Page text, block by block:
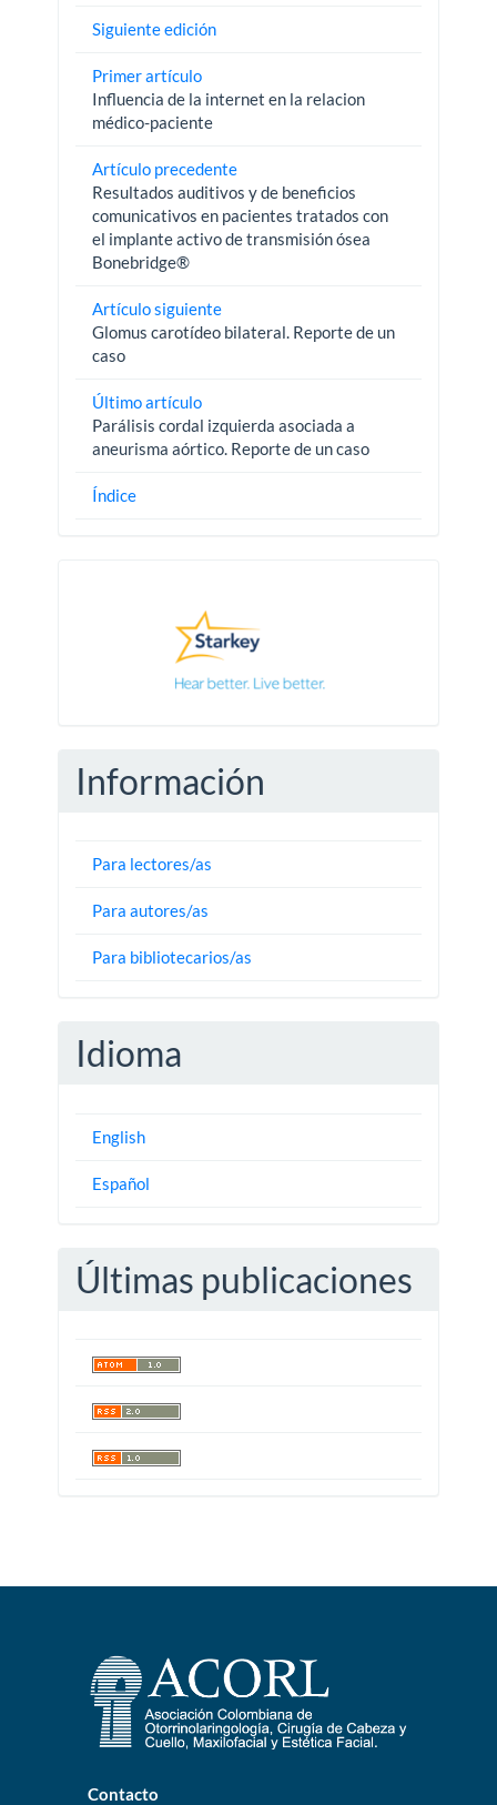
Siguiente edición
Primer artículo
Influencia de la internet en la relacion
médico-paciente
Artículo precedente
Resultados auditivos y de beneficios
comunicativos en pacientes tratados con
el implante activo de transmisión ósea
Bonebridge®
Artículo siguiente
Glomus carotídeo bilateral. Reporte de un
caso
Último artículo
Parálisis cordal izquierda asociada a
aneurisma aórtico. Reporte de un caso
Índice
Información
Para lectores/as
Para autores/as
Para bibliotecarios/as
Idioma
English
Español
Últimas publicaciones
Contacto